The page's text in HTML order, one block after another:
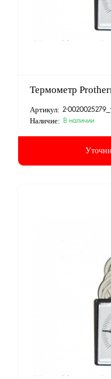
Термометр
Артикул: 2-
Наличие: В наличии